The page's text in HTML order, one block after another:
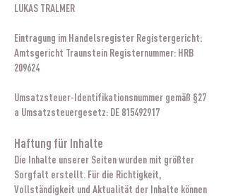
LUKAS TRALMER
Eintragung im Handelsregister Registergericht:
Amtsgericht Traunstein Registernummer: HRB
209624
Umsatzsteuer-Identifikationsnummer gemäß §27
a Umsatzsteuergesetz: DE 815492917
Haftung für Inhalte
Die Inhalte unserer Seiten wurden mit größter
Sorgfalt erstellt. Für die Richtigkeit,
Vollständigkeit und Aktualität der Inhalte können